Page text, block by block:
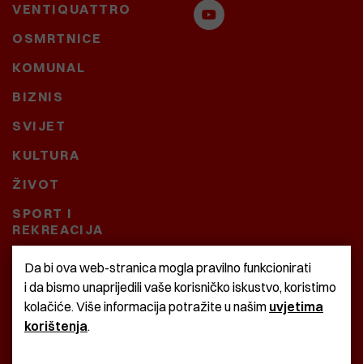
VENTIQUATTRO
OSMRTNICE
KOMUNAL
BIZNIS
SVIJET
KULTURA
ŽIVOT
SPORT I
REKREACIJA
CRNA KRONIKA
BAŠTARDINI I PRAVI
KRASNA ZEMLJA
Da bi ova web-stranica mogla pravilno funkcionirati
i da bismo unaprijedili vaše korisničko iskustvo, koristimo
kolačiće. Više informacija potražite u našim uvjetima
korištenja.